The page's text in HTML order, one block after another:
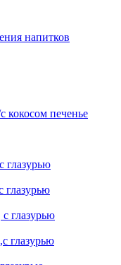
напитков
кокосом печенье
глазурью
глазурью
глазурью
глазурью